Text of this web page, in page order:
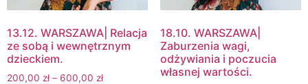
13.12. WARSZAWA| Relacja
ze sobą i wewnętrznym
dzieckiem.
200,00 zł – 600,00 zł
18.10. WARSZAWA|
Zaburzenia wagi,
odżywiania i poczucia
własnej wartości.